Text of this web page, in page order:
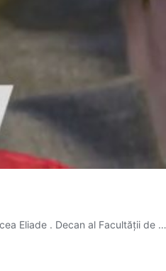
Eliade . Decan al Facultății de …